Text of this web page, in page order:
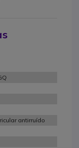
antirruído